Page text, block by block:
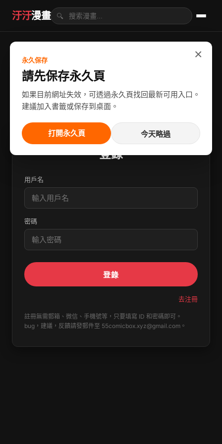
汙汙漫畫 🔍
×
永久保存
請先保存永久頁
如果目前網址失效，可透過永久頁找回最新可用入口。
建議加入書籤或保存到桌面。
打開永久頁 今天略過
登錄
用戶名
密碼
登錄
去注冊
註冊無需郵箱、微信、手機號等，只要填寫 ID 和密碼即可。
bug，建議，反饋請發郵件至 55comicbox.xyz@gmail.com 。